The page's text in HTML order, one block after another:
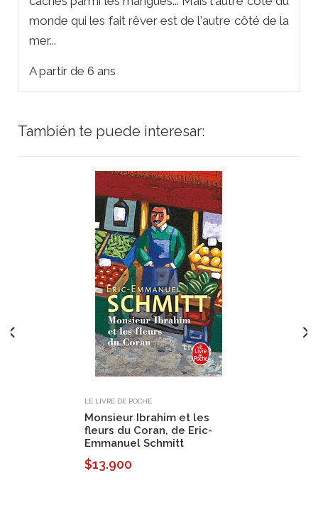
monde qui les fait rêver est de l'autre côté de la
mer...
A partir de 6 ans
También te puede interesar:
LE LIVRE DE POCHE
Monsieur Ibrahim et les
fleurs du Coran, de Eric-
Emmanuel Schmitt
$13.900